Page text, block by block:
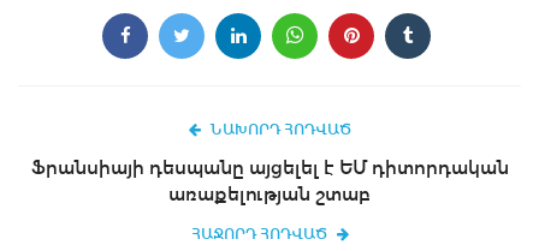
ՆԱԽՈՐԴ ՀՈԴՎԱԾ
Ֆրանսիայի դեսպանը այցելել է ԵՄ դիտորդական
առաքելության շտաբ
ՀԱՋՈՐԴ ՀՈԴՎԱԾ